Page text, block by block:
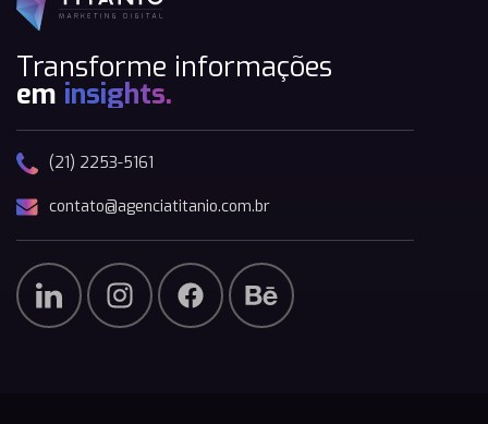
Transforme informações
em insights.
(21) 2253-5161
contato@agenciatitanio.com.br